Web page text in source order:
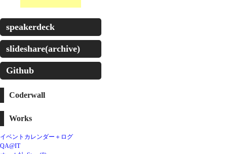
speakerdeck
slideshare(archive)
Github
Coderwall
Works
イベントカレンダー＋ログ
QA@IT